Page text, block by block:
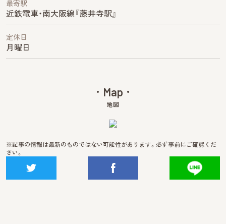
最寄駅
近鉄電車・南大阪線『藤井寺駅』
定休日
月曜日
Map
地図
※記事の情報は最新のものではない可能性があります。必ず事前にご確認くだ
さい。